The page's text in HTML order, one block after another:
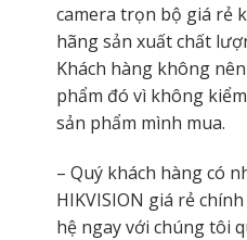
camera trọn bộ giá rẻ
hãng sản xuất chất
Khách hàng không
phẩm đó vì không
sản phẩm mình mua.
– Quý khách hàng có
HIKVISION giá rẻ
hệ ngay với chúng tôi